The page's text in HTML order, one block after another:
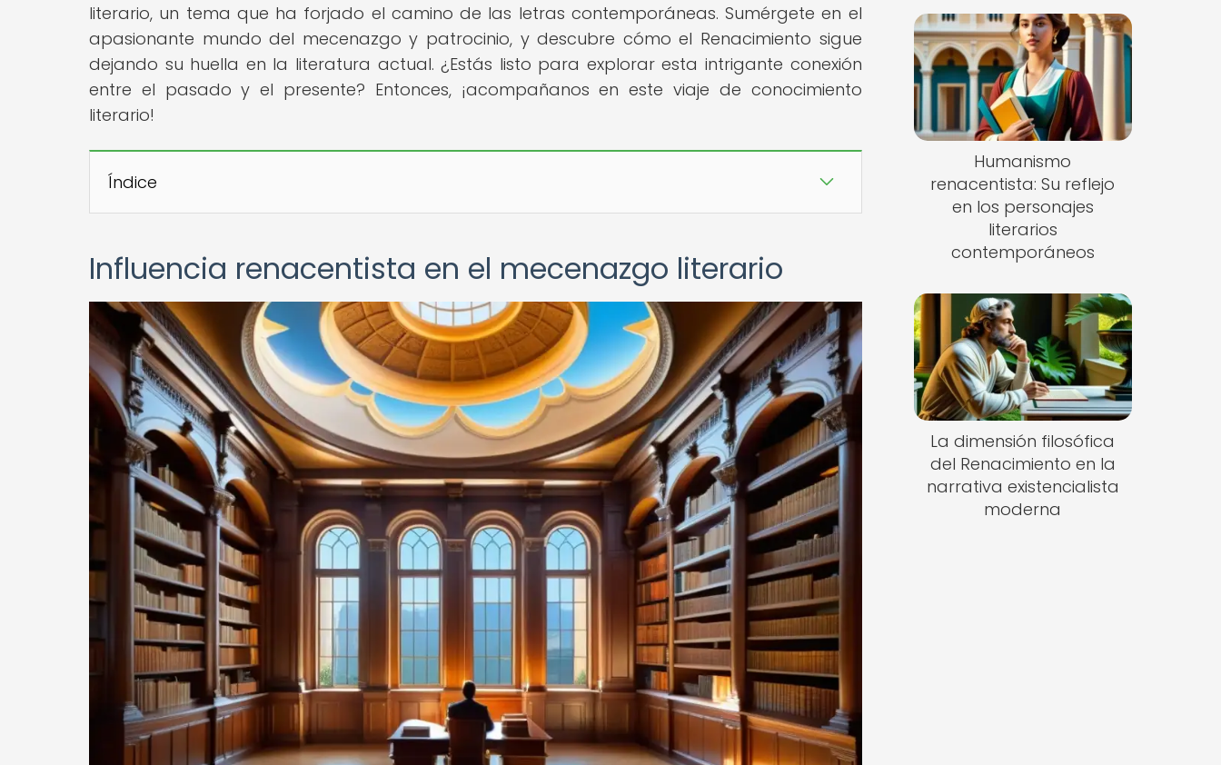
literario, un tema que ha forjado el camino de las letras contemporáneas. Sumérgete en el
apasionante mundo del mecenazgo y patrocinio, y descubre cómo el Renacimiento sigue
dejando su huella en la literatura actual. ¿Estás listo para explorar esta intrigante conexión
entre el pasado y el presente? Entonces, ¡acompañanos en este viaje de conocimiento
literario!
Índice
Influencia renacentista en el mecenazgo literario
Humanismo
renacentista: Su reflejo
en los personajes
literarios
contemporáneos
La dimensión filosófica
del Renacimiento en la
narrativa existencialista
moderna